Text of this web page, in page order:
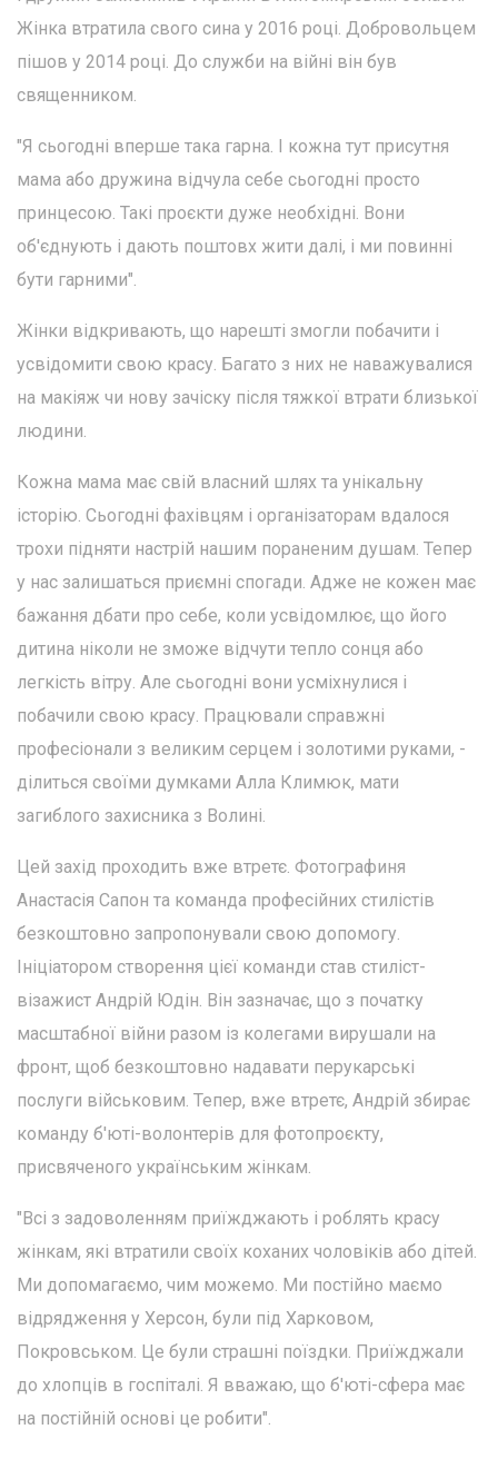
Жінка втратила свого сина у 2016 році. Добровольцем
пішов у 2014 році. До служби на війні він був
священником.
"Я сьогодні вперше така гарна. І кожна тут присутня
мама або дружина відчула себе сьогодні просто
принцесою. Такі проєкти дуже необхідні. Вони
об'єднують і дають поштовх жити далі, і ми повинні
бути гарними".
Жінки відкривають, що нарешті змогли побачити і
усвідомити свою красу. Багато з них не наважувалися
на макіяж чи нову зачіску після тяжкої втрати близької
людини.
Кожна мама має свій власний шлях та унікальну
історію. Сьогодні фахівцям і організаторам вдалося
трохи підняти настрій нашим пораненим душам. Тепер
у нас залишаться приємні спогади. Адже не кожен має
бажання дбати про себе, коли усвідомлює, що його
дитина ніколи не зможе відчути тепло сонця або
легкість вітру. Але сьогодні вони усміхнулися і
побачили свою красу. Працювали справжні
професіонали з великим серцем і золотими руками, -
ділиться своїми думками Алла Климюк, мати
загиблого захисника з Волині.
Цей захід проходить вже втретє. Фотографиня
Анастасія Сапон та команда професійних стилістів
безкоштовно запропонували свою допомогу.
Ініціатором створення цієї команди став стиліст-
візажист Андрій Юдін. Він зазначає, що з початку
масштабної війни разом із колегами вирушали на
фронт, щоб безкоштовно надавати перукарські
послуги військовим. Тепер, вже втретє, Андрій збирає
команду б'юті-волонтерів для фотопроєкту,
присвяченого українським жінкам.
"Всі з задоволенням приїжджають і роблять красу
жінкам, які втратили своїх коханих чоловіків або дітей.
Ми допомагаємо, чим можемо. Ми постійно маємо
відрядження у Херсон, були під Харковом,
Покровськом. Це були страшні поїздки. Приїжджали
до хлопців в госпіталі. Я вважаю, що б'юті-сфера має
на постійній основі це робити".